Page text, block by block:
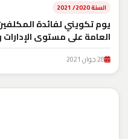
السنة 2020/ 2021
يوم تكويني لفائدة
العامة على مستوى
28 جوان 2021